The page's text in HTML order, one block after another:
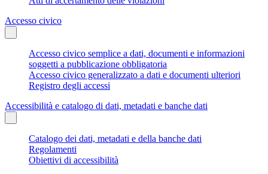
Accesso civico
Accesso civico semplice a dati, documenti e informazioni
soggetti a pubblicazione obbligatoria
Accesso civico generalizzato a dati e documenti ulteriori
Registro degli accessi
Accessibilità e catalogo di dati, metadati e banche dati
Catalogo dei dati, metadati e della banche dati
Regolamenti
Obiettivi di accessibilità